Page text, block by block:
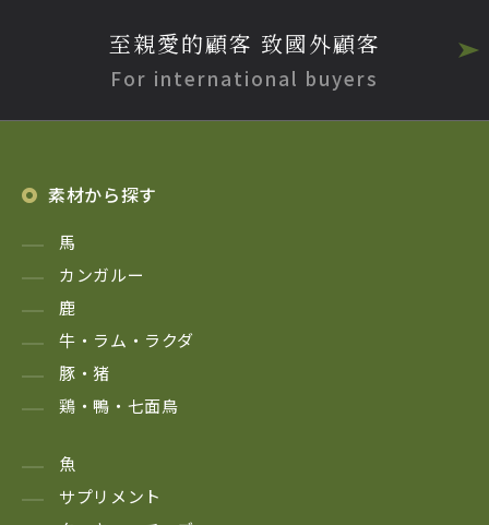
至親愛的顧客 致國外顧客
For international buyers
素材から探す
馬
カンガルー
鹿
牛・ラム・ラクダ
豚・猪
鶏・鴨・七面鳥
魚
サプリメント